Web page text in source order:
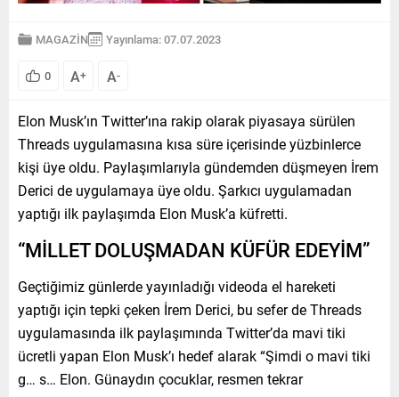
MAGAZİN Yayınlama: 07.07.2023
0 A+ A-
Elon Musk’ın Twitter’ına rakip olarak piyasaya sürülen
Threads uygulamasına kısa süre içerisinde yüzbinlerce
kişi üye oldu. Paylaşımlarıyla gündemden düşmeyen İrem
Derici de uygulamaya üye oldu. Şarkıcı uygulamadan
yaptığı ilk paylaşımda Elon Musk’a küfretti.
“MİLLET DOLUŞMADAN KÜFÜR EDEYİM”
Geçtiğimiz günlerde yayınladığı videoda el hareketi
yaptığı için tepki çeken İrem Derici, bu sefer de Threads
uygulamasında ilk paylaşımında Twitter’da mavi tiki
ücretli yapan Elon Musk’ı hedef alarak “Şimdi o mavi tiki
g… s… Elon. Günaydın çocuklar, resmen tekrar